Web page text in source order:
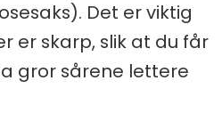
Det er viktig
er skarp, slik at du får
gror sårene lettere